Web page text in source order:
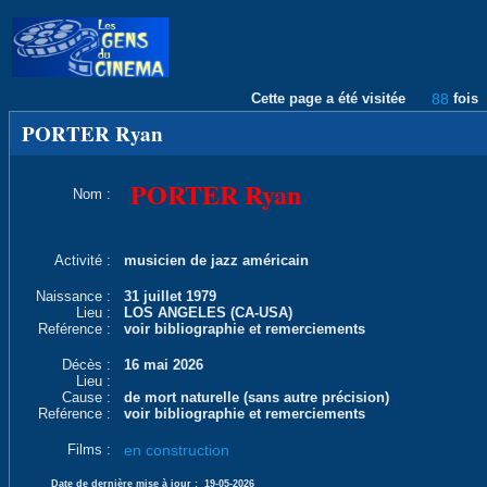
Cette page a été visitée 88 fois
PORTER Ryan
Nom : PORTER Ryan
Activité : musicien de jazz américain
Naissance :
31 juillet 1979
Lieu :
LOS ANGELES (CA-USA)
Reférence :
voir bibliographie et remerciements
Décès :
16 mai 2026
Lieu :
Cause :
de mort naturelle (sans autre précision)
Reférence :
voir bibliographie et remerciements
Films : en construction
Date de dernière mise à jour : 19-05-2026